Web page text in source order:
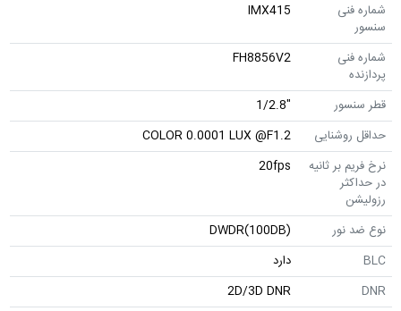
شماره فنی
سنسور
IMX415
شماره فنی
پردازنده
FH8856V2
قطر سنسور
"1/2.8
حداقل روشنایی
COLOR 0.0001 LUX @F1.2
نرخ فریم بر ثانیه
در حداکثر
رزولیشن
20fps
نوع ضد نور
DWDR(100DB)
BLC
دارد
DNR
2D/3D DNR